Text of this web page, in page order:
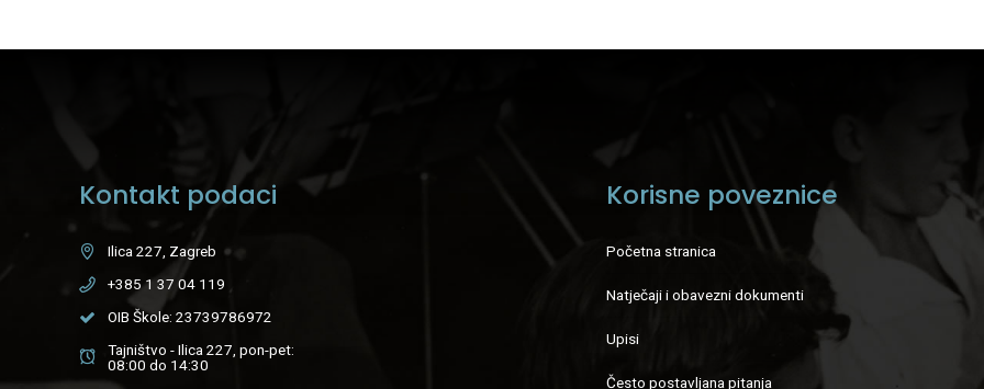
Kontakt podaci
Ilica 227, Zagreb
+385 1 37 04 119
OIB Škole: 23739786972
Tajništvo - Ilica 227, pon-pet:
08:00 do 14:30
Korisne poveznice
Početna stranica
Natječaji i obavezni dokumenti
Upisi
Često postavljana pitanja